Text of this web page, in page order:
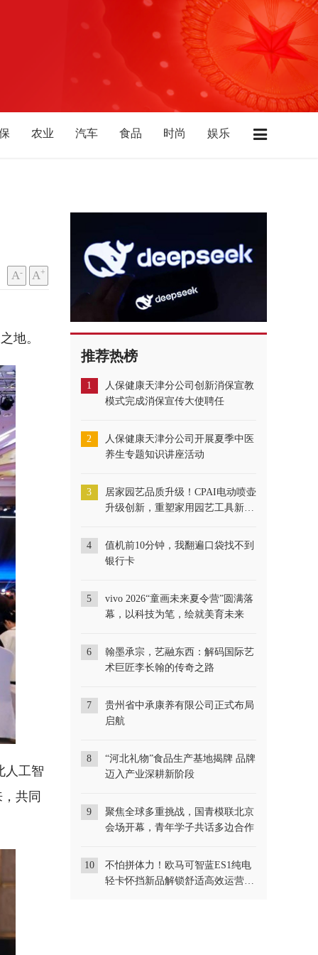
农业 汽车 食品 时尚
娱乐
A- A+
地。
人工智
共同
推荐热榜
1
人保健康天津分公司创新消保宣教
模式完成消保宣传大使聘任
2
人保健康天津分公司开展夏季中医
养生专题知识讲座活动
3
居家园艺品质升级！CPAI电动喷壶
升级创新，重塑家用园艺工具新标
4
​值机前10分钟，我翻遍口袋找不到
银行卡
5
vivo 2026“童画未来夏令营”圆满落
幕，以科技为笔，绘就美育未来
6
翰墨承宗，艺融东西：解码国际艺
术巨匠李长翰的传奇之路
7
贵州省中承康养有限公司正式布局
启航
8
“河北礼物”食品生产基地揭牌 品牌
迈入产业深耕新阶段
9
聚焦全球多重挑战，国青模联北京
会场开幕，青年学子共话多边合作
10
不怕拼体力！欧马可智蓝ES1纯电
轻卡怀挡新品解锁舒适高效运营新